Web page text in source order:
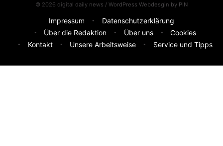
© 2026 digital daily news / WordPress Webdesgin by PIN
Impressum
Datenschutzerklärung
Über die Redaktion
Über uns
Cookies
Kontakt
Unsere Arbeitsweise Service und Tipps